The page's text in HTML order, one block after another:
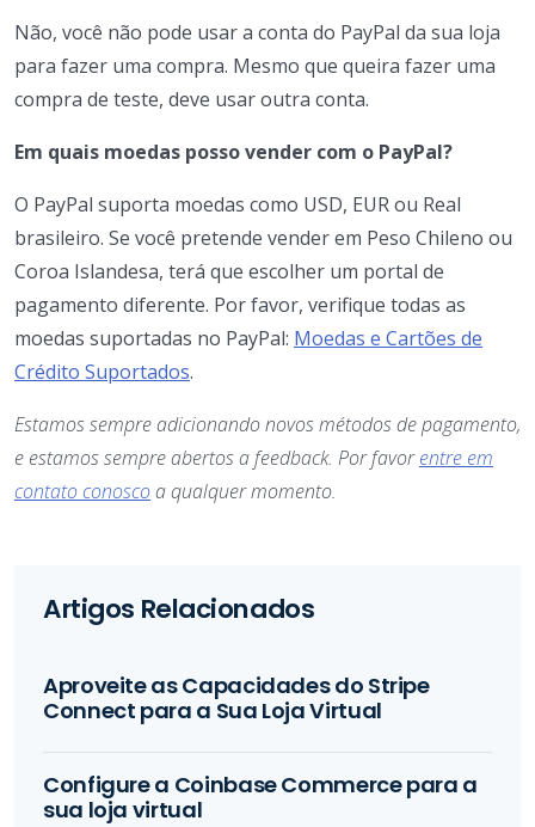
Não, você não pode usar a conta do PayPal da sua loja
para fazer uma compra. Mesmo que queira fazer uma
compra de teste, deve usar outra conta.
Em quais moedas posso vender com o PayPal?
O PayPal suporta moedas como USD, EUR ou Real
brasileiro. Se você pretende vender em Peso Chileno ou
Coroa Islandesa, terá que escolher um portal de
pagamento diferente. Por favor, verifique todas as
moedas suportadas no PayPal: Moedas e Cartões de
Crédito Suportados.
Estamos sempre adicionando novos métodos de pagamento,
e estamos sempre abertos a feedback. Por favorentre em
contato conoscoa qualquer momento.
Artigos Relacionados
Aproveite as Capacidades do Stripe
Connect para a Sua Loja Virtual
Configure a Coinbase Commerce para a
sua loja virtual